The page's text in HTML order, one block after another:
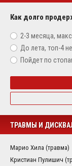
Как долго
2-3 месяца,
До лета, топ-4
Пойдет по
ТРАВМЫ И
Марио Хила (травма)
Кристиан Пулишич